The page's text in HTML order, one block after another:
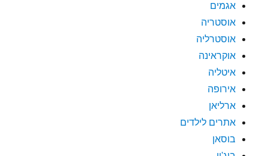
אגמים
אוסטריה
אוסטרליה
אוקראינה
איטליה
אירופה
ארליאן
אתרים לילדים
בוסאן